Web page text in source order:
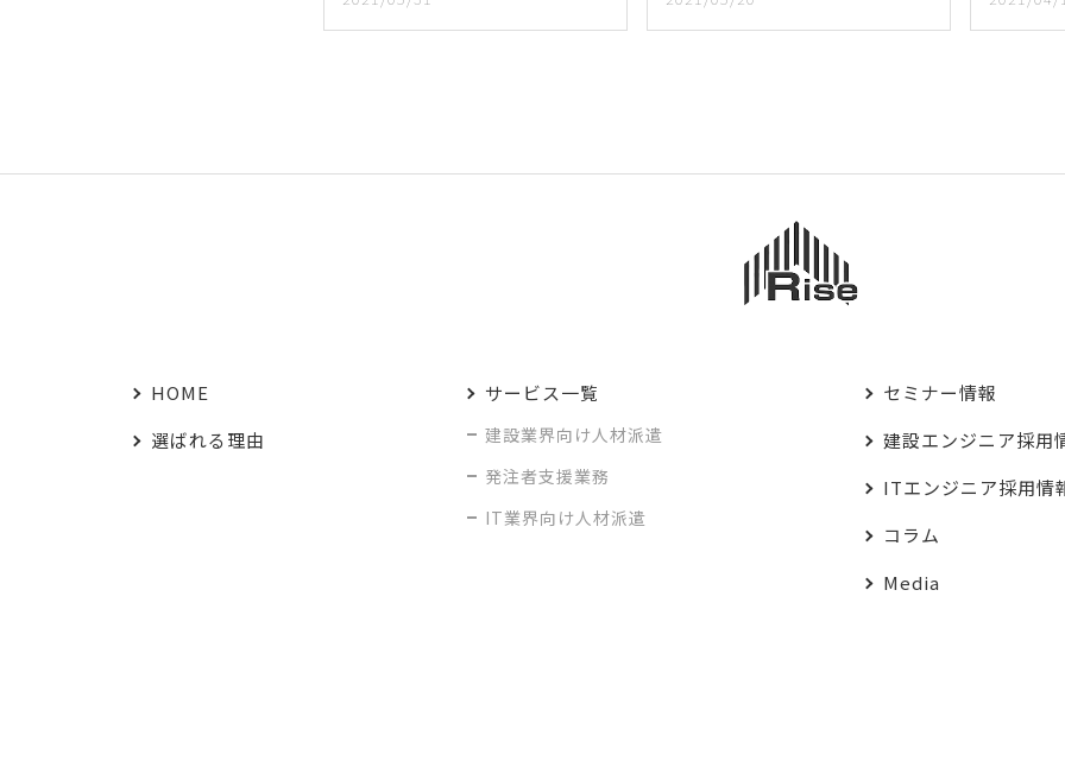
HOME
選ばれる理由
サービス一覧
建設業界向け人材派遣
発注者支援業務
IT業界向け人材派遣
セミナー情報
建設エンジニア採用
ITエンジニア採用情
コラム
Media